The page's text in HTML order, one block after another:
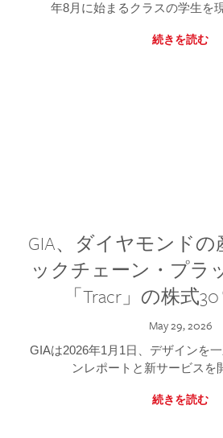
年8月に始まるクラスの学生を
続きを読む
GIA、ダイヤモンドの
ックチェーン・プラ
「Tracr」の株式
May 29, 2026
GIAは2026年1月1日、デザインを
ンレポートと新サービスを
続きを読む